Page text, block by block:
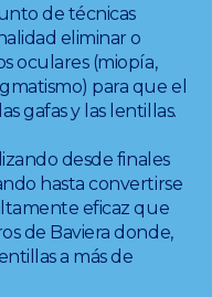
de técnicas
eliminar o
oculares (miopía,
para que el
gafas y las lentillas.
desde finales
hasta convertirse
eficaz que
de Baviera donde,
a más de